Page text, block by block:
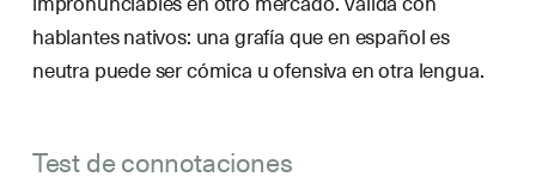
hablantes nativos: una grafía que en español es
neutra puede ser cómica u ofensiva en otra lengua.
Test de connotaciones